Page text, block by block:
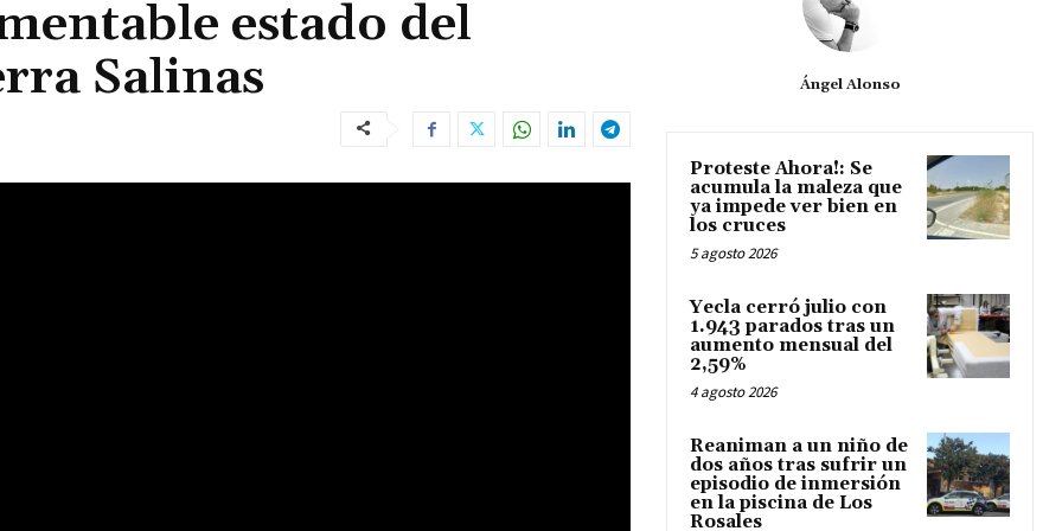
estado del
Salinas
Ángel Alonso
Proteste Ahora!: Se
acumula la maleza que
ya impede ver bien en
los cruces
5 agosto 2026
Yecla cerró julio con
1.943 parados tras un
aumento mensual del
2,59%
4 agosto 2026
Reaniman a un niño de
dos años tras sufrir un
episodio de inmersión
en la piscina de Los
Rosales